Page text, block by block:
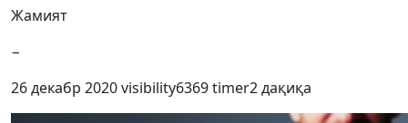
Жамият
−
26 декабр 2020visibility6369timer2 дақиқа